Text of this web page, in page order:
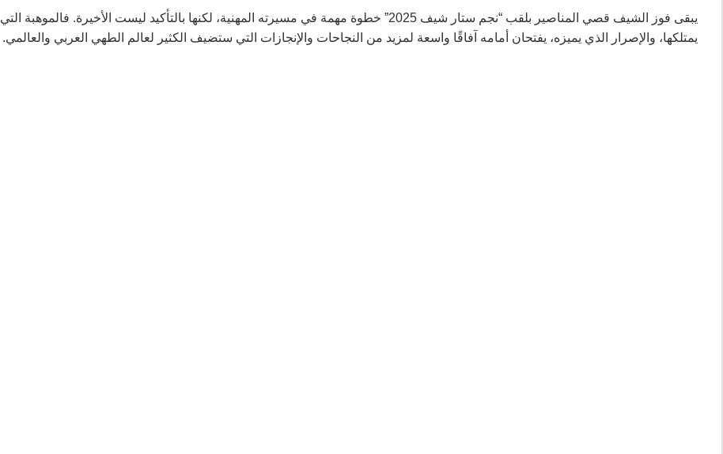
يبقى فوز الشيف قصي المناصير بلقب “نجم ستار شيف 2025” خطوة مهمة في مسيرته المهنية، لكنها بالتأكيد ليست الأخيرة. فالموهبة التي
يمتلكها، والإصرار الذي يميزه، يفتحان أمامه آفاقًا واسعة لمزيد من النجاحات والإنجازات التي ستضيف الكثير لعالم الطهي العربي والعالمي.